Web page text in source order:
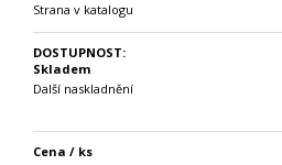
Strana v katalogu
DOSTUPNOST:
Skladem
Další naskladnění
Cena / ks